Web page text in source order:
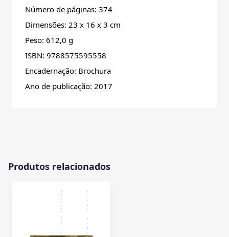
Número de páginas: 374
Dimensões: 23 x 16 x 3 cm
Peso: 612,0 g
ISBN: 9788575595558
Encadernação: Brochura
Ano de publicação: 2017
Produtos relacionados